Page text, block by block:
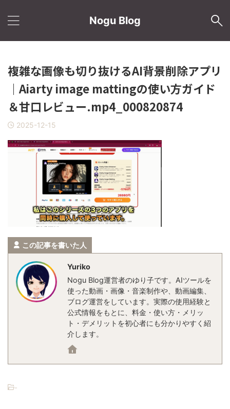
Nogu Blog
複雑な画像も切り抜けるAI背景削除アプリ
｜Aiarty image mattingの使い方ガイド
＆甘口レビュー.mp4_000820874
2025-12-15
この記事を書いた人
Yuriko
Nogu Blog運営者のゆり子です。AIツールを
使った動画・画像・音楽制作や、動画編集、
ブログ運営をしています。実際の使用経験と
公式情報をもとに、料金・使い方・メリッ
ト・デメリットを初心者にも分かりやすく紹
介します。
-